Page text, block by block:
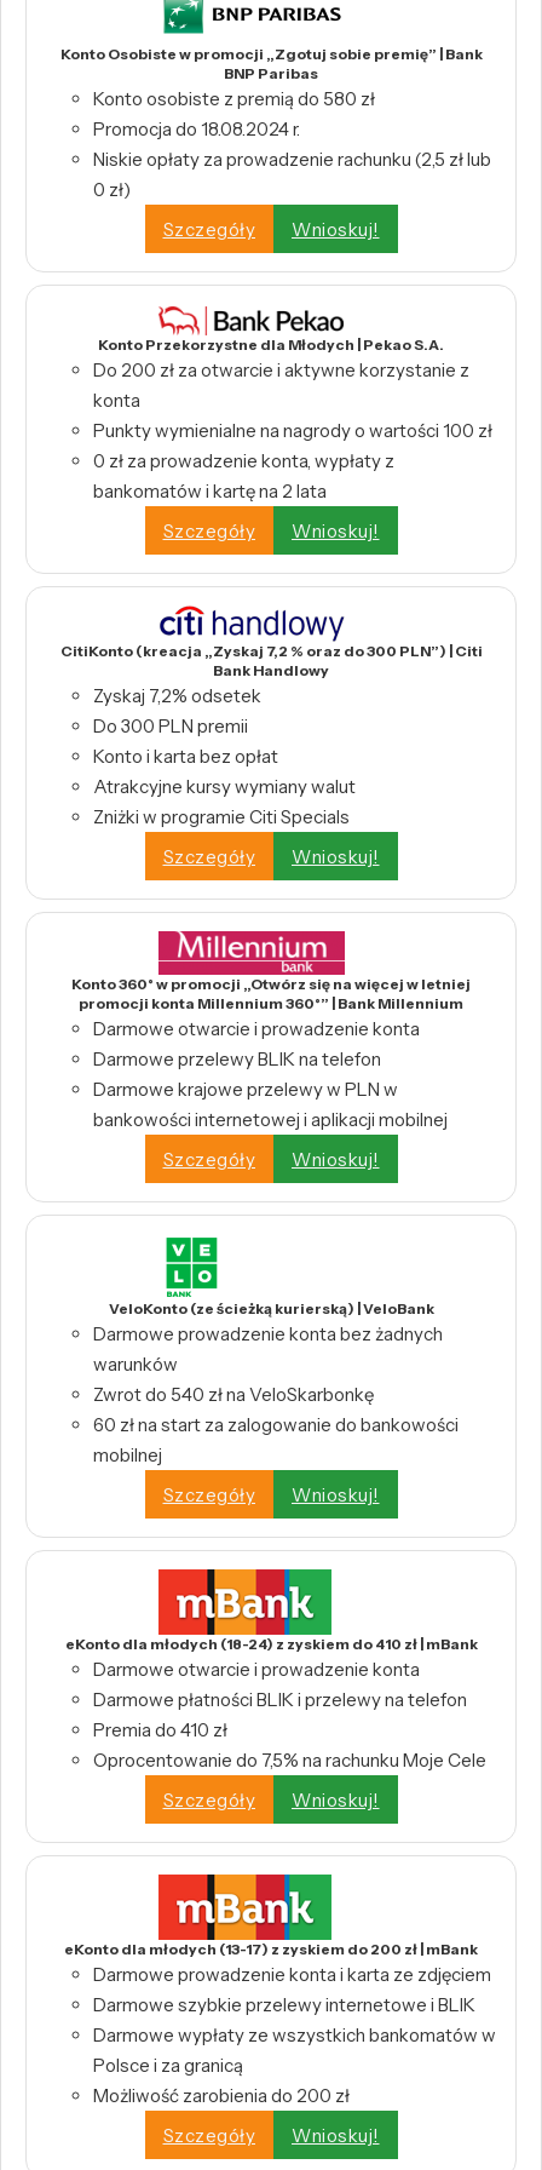
Konto Osobiste w promocji „Zgotuj sobie premię” | Bank
BNP Paribas
Konto osobiste z premią do 580 zł
Promocja do 18.08.2024 r.
Niskie opłaty za prowadzenie rachunku (2,5 zł lub
0 zł)
Szczegóły
Wnioskuj!
Konto Przekorzystne dla Młodych | Pekao S.A.
Do 200 zł za otwarcie i aktywne korzystanie z
konta
Punkty wymienialne na nagrody o wartości 100 zł
0 zł za prowadzenie konta, wypłaty z
bankomatów i kartę na 2 lata
Szczegóły
Wnioskuj!
CitiKonto (kreacja „Zyskaj 7,2 % oraz do 300 PLN”) | Citi
Bank Handlowy
Zyskaj 7,2% odsetek
Do 300 PLN premii
Konto i karta bez opłat
Atrakcyjne kursy wymiany walut
Zniżki w programie Citi Specials
Szczegóły
Wnioskuj!
Konto 360° w promocji „Otwórz się na więcej w letniej
promocji konta Millennium 360°” | Bank Millennium
Darmowe otwarcie i prowadzenie konta
Darmowe przelewy BLIK na telefon
Darmowe krajowe przelewy w PLN w
bankowości internetowej i aplikacji mobilnej
Szczegóły
Wnioskuj!
VeloKonto (ze ścieżką kurierską) | VeloBank
Darmowe prowadzenie konta bez żadnych
warunków
Zwrot do 540 zł na VeloSkarbonkę
60 zł na start za zalogowanie do bankowości
mobilnej
Szczegóły
Wnioskuj!
eKonto dla młodych (18-24) z zyskiem do 410 zł | mBank
Darmowe otwarcie i prowadzenie konta
Darmowe płatności BLIK i przelewy na telefon
Premia do 410 zł
Oprocentowanie do 7,5% na rachunku Moje Cele
Szczegóły
Wnioskuj!
eKonto dla młodych (13-17) z zyskiem do 200 zł | mBank
Darmowe prowadzenie konta i karta ze zdjęciem
Darmowe szybkie przelewy internetowe i BLIK
Darmowe wypłaty ze wszystkich bankomatów w
Polsce i za granicą
Możliwość zarobienia do 200 zł
Szczegóły
Wnioskuj!